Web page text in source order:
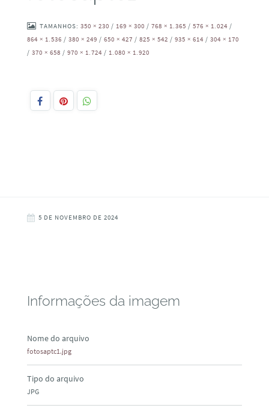
TAMANHOS: 350 × 230 / 169 × 300 / 768 × 1.365 / 576 × 1.024 /
864 × 1.536 / 380 × 249 / 650 × 427 / 825 × 542 / 935 × 614 / 304 × 170
/ 370 × 658 / 970 × 1.724 / 1.080 × 1.920
5 DE NOVEMBRO DE 2024
Informações da imagem
Nome do arquivo
fotosaptc1.jpg
Tipo do arquivo
JPG